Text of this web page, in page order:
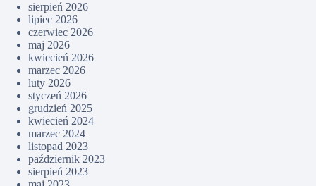
sierpień 2026
lipiec 2026
czerwiec 2026
maj 2026
kwiecień 2026
marzec 2026
luty 2026
styczeń 2026
grudzień 2025
kwiecień 2024
marzec 2024
listopad 2023
październik 2023
sierpień 2023